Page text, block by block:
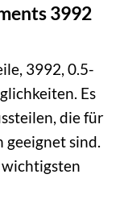
3992
3992, 0.5-
Es
die für
sind.
wichtigsten